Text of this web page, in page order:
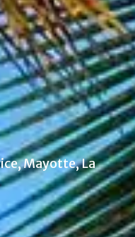
Mayotte, La